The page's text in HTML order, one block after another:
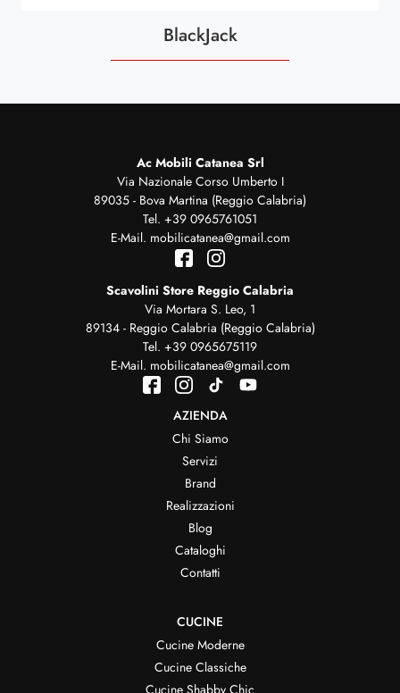
BlackJack
Ac Mobili Catanea Srl
Via Nazionale Corso Umberto I
89035 - Bova Martina (Reggio Calabria)
Tel. +39 0965761051
E-Mail. mobilicatanea@gmail.com
Scavolini Store Reggio Calabria
Via Mortara S. Leo, 1
89134 - Reggio Calabria (Reggio Calabria)
Tel. +39 0965675119
E-Mail. mobilicatanea@gmail.com
AZIENDA
Chi Siamo
Servizi
Brand
Realizzazioni
Blog
Cataloghi
Contatti
CUCINE
Cucine Moderne
Cucine Classiche